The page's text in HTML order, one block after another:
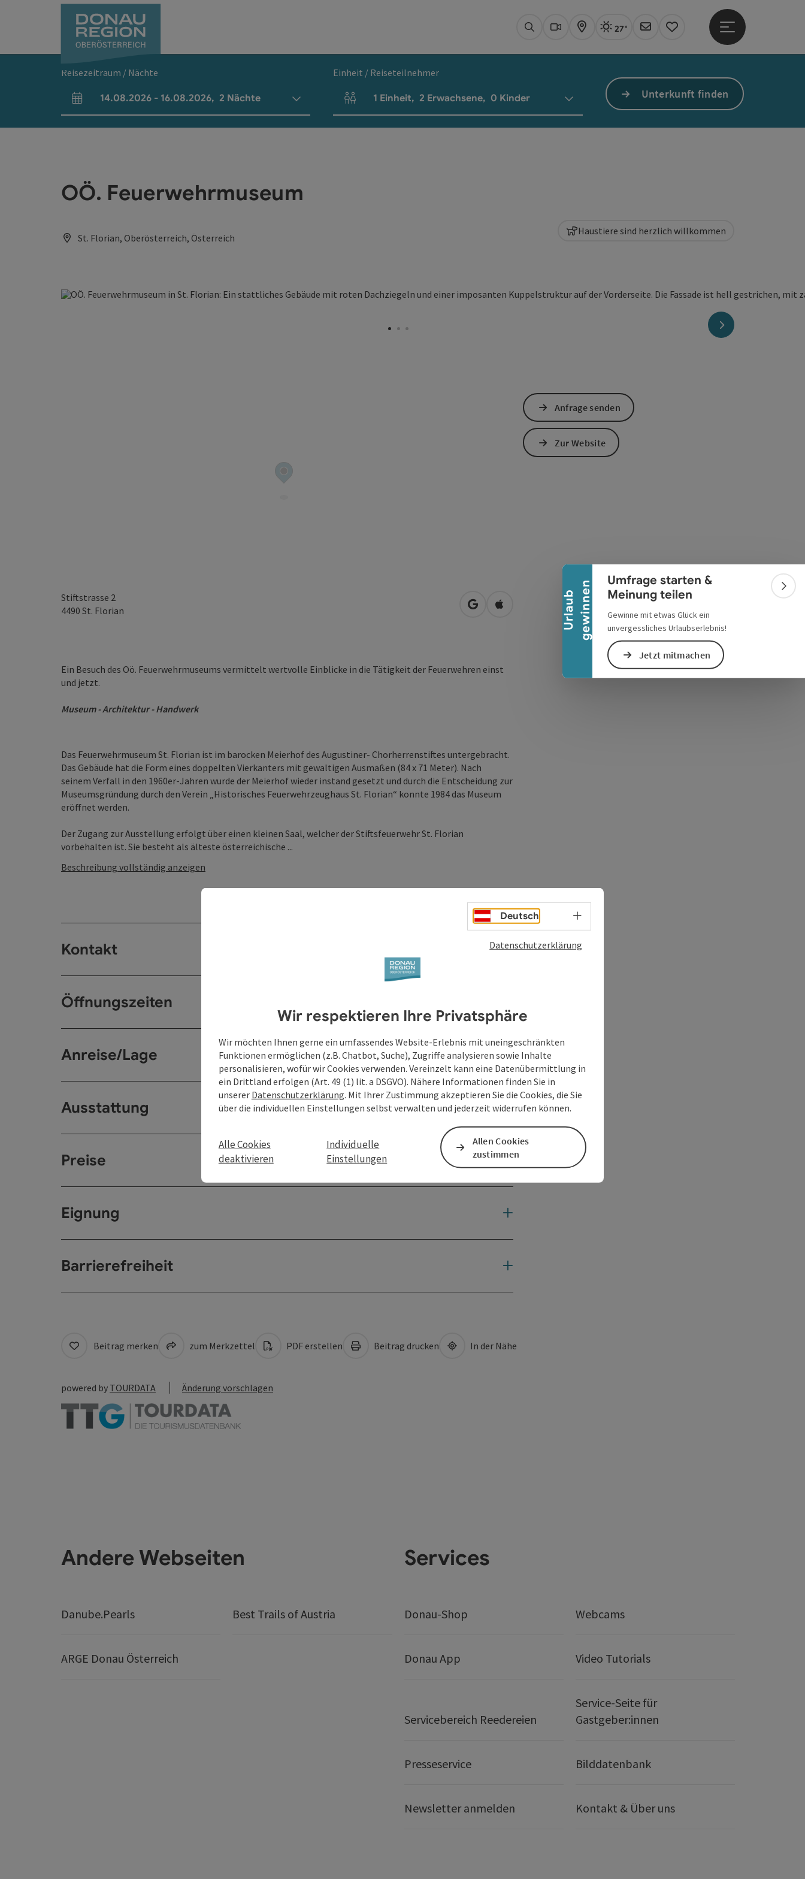
U
r
l
a
u
b
g
e
w
i
n
n
en
Banner einklappen
Umfrage starten &
Meinung teilen
Gewinne mit etwas Glück ein
unvergessliches Urlaubserlebnis!
Jetzt mitmachen
SuchenWebcams
KarteAktuelles Wetter Linz, sonnig
27°
Newsletter
Merkzettel
Hauptmenü öffnen
Reisezeitraum / Nächte
An- und Abreisefelder
14.08.2026 - 16.08.2026, 2 Nächte
Einheit / Reiseteilnehmer
Einheitenanzahl und Personenfelder
1 Einheit, 2 Erwachsene, 0 Kinder Unterkunft finden
OÖ. Feuerwehrmuseum
St. Florian, Oberösterreich, Österreich
nächstes Element
Haustiere sind herzlich willkommen
Stiftstrasse 2
4490 St. Florian in Google Maps öffnen
in Apple Maps öffnen
Ein Besuch des Oö. Feuerwehrmuseums vermittelt wertvolle Einblicke in die Tätigkeit der Feuerwehren einst
und jetzt.
Museum - Architektur - Handwerk
Das Feuerwehrmuseum St. Florian ist im barocken Meierhof des Augustiner- Chorherrenstiftes untergebracht.
Das Gebäude hat die Form eines doppelten Vierkanters mit gewaltigen Ausmaßen (84 x 71 Meter). Nach
seinem Verfall in den 1960er-Jahren wurde der Meierhof wieder instand gesetzt und durch die Entscheidung zur
Museumsgründung durch den Verein „Historisches Feuerwehrzeughaus St. Florian“ konnte 1984 das Museum
eröffnet werden.
Der Zugang zur Ausstellung erfolgt über einen kleinen Saal, welcher der Stiftsfeuerwehr St. Florian
vorbehalten ist. Sie besteht als älteste österreichische ...
Beschreibung vollständig anzeigen
Kontakt
Öffnungszeiten
Anreise/Lage
Ausstattung
Preise
Eignung
Barrierefreiheit
Anfrage senden
Zur Website
Beitrag merken zum Merkzettel PDF erstellen Beitrag drucken In der Nähe
powered by TOURDATA Änderung vorschlagen
Andere Webseiten
Danube.Pearls Best Trails of Austria
ARGE Donau Österreich
Services
Donau-Shop Webcams
Donau App Video Tutorials
Servicebereich Reedereien
Service-Seite für
Gastgeber:innen
Presseservice Bilddatenbank
Newsletter anmelden Kontakt & Über uns
Deutsch Sprachwahl - Menü öffnen
Datenschutzerklärung
Wir respektieren Ihre Privatsphäre
Wir möchten Ihnen gerne ein umfassendes Website-Erlebnis mit uneingeschränkten
Funktionen ermöglichen (z.B. Chatbot, Suche), Zugriffe analysieren sowie Inhalte
personalisieren, wofür wir Cookies verwenden. Vereinzelt kann eine Datenübermittlung in
ein Drittland erfolgen (Art. 49 (1) lit. a DSGVO). Nähere Informationen finden Sie in
unserer Datenschutzerklärung. Mit Ihrer Zustimmung akzeptieren Sie die Cookies, die Sie
über die individuellen Einstellungen selbst verwalten und jederzeit widerrufen können.
Alle Cookies
deaktivieren
Individuelle
Einstellungen
Allen Cookies
zustimmen